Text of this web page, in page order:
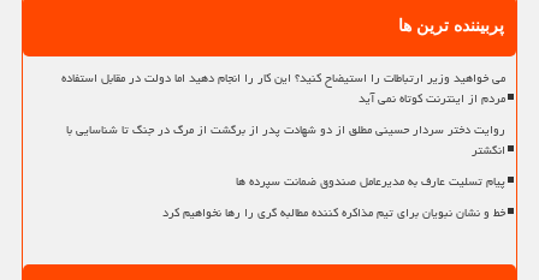
پربیننده ترین ها
می خواهید وزیر ارتباطات را استیضاح کنید؟ این کار را انجام دهید اما دولت در مقابل استفاده
مردم از اینترنت کوتاه نمی آید
روایت دختر سردار حسینی مطلق از دو شهادت پدر از برگشت از مرگ در جنگ تا شناسایی با
انگشتر
پیام تسلیت عارف به مدیرعامل صندوق ضمانت سپرده ها
خط و نشان نبویان برای تیم مذاکره کننده مطالبه گری را رها نخواهیم کرد